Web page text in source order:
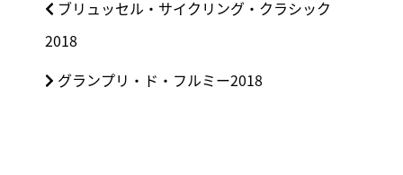
ナ
前
の
稿:
ブリュッセル・サイクリング・クラシック
2018
次
グランプリ・ド・フルミー2018